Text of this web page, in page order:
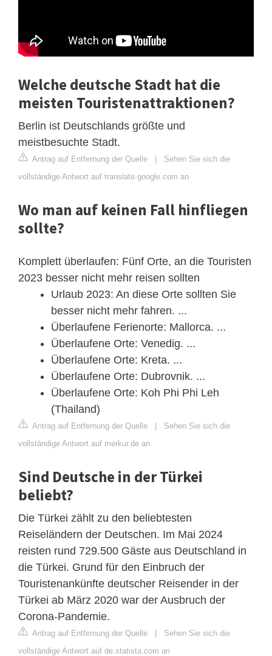
Welche deutsche Stadt hat die
meisten Touristenattraktionen?
Berlin ist Deutschlands größte und
meistbesuchte Stadt.
Antrag auf Entfernung der Quelle | Sehen Sie sich die
vollständige Antwort auf translate.google.com an
Wo man auf keinen Fall hinfliegen
sollte?
Komplett überlaufen: Fünf Orte, an die Touristen
2023 besser nicht mehr reisen sollten
Urlaub 2023: An diese Orte sollten Sie
besser nicht mehr fahren. ...
Überlaufene Ferienorte: Mallorca. ...
Überlaufene Orte: Venedig. ...
Überlaufene Orte: Kreta. ...
Überlaufene Orte: Dubrovnik. ...
Überlaufene Orte: Koh Phi Phi Leh
(Thailand)
Antrag auf Entfernung der Quelle | Sehen Sie sich die
vollständige Antwort auf merkur.de an
Sind Deutsche in der Türkei
beliebt?
Die Türkei zählt zu den beliebtesten
Reiseländern der Deutschen. Im Mai 2024
reisten rund 729.500 Gäste aus Deutschland in
die Türkei. Grund für den Einbruch der
Touristenankünfte deutscher Reisender in der
Türkei ab März 2020 war der Ausbruch der
Corona-Pandemie.
Antrag auf Entfernung der Quelle | Sehen Sie sich die
vollständige Antwort auf de.statista.com an